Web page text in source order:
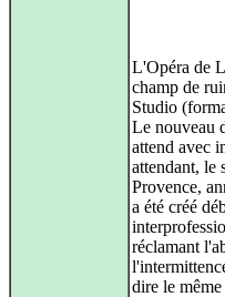
L'Opéra de
champ de
Studio
Le nouveau
attend avec
attendant, le
Provence,
a été créé
réclamant
dire le